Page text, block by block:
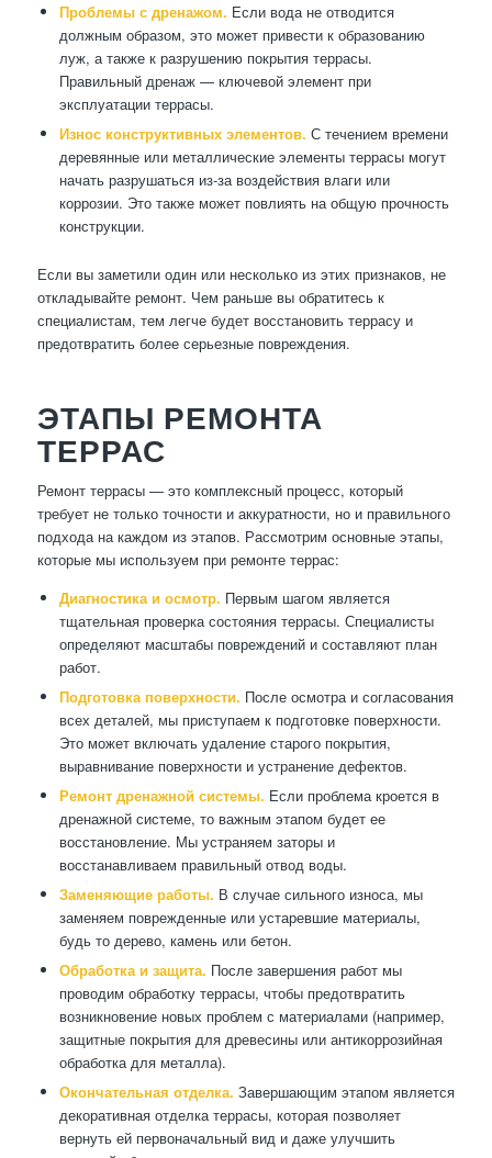
Проблемы с дренажом. Если вода не отводится
должным образом, это может привести к образованию
луж, а также к разрушению покрытия террасы.
Правильный дренаж — ключевой элемент при
эксплуатации террасы.
Износ конструктивных элементов. С течением времени
деревянные или металлические элементы террасы могут
начать разрушаться из-за воздействия влаги или
коррозии. Это также может повлиять на общую прочность
конструкции.
Если вы заметили один или несколько из этих признаков, не
откладывайте ремонт. Чем раньше вы обратитесь к
специалистам, тем легче будет восстановить террасу и
предотвратить более серьезные повреждения.
ЭТАПЫ РЕМОНТА
ТЕРРАС
Ремонт террасы — это комплексный процесс, который
требует не только точности и аккуратности, но и правильного
подхода на каждом из этапов. Рассмотрим основные этапы,
которые мы используем при ремонте террас:
Диагностика и осмотр. Первым шагом является
тщательная проверка состояния террасы. Специалисты
определяют масштабы повреждений и составляют план
работ.
Подготовка поверхности. После осмотра и согласования
всех деталей, мы приступаем к подготовке поверхности.
Это может включать удаление старого покрытия,
выравнивание поверхности и устранение дефектов.
Ремонт дренажной системы. Если проблема кроется в
дренажной системе, то важным этапом будет ее
восстановление. Мы устраняем заторы и
восстанавливаем правильный отвод воды.
Заменяющие работы. В случае сильного износа, мы
заменяем поврежденные или устаревшие материалы,
будь то дерево, камень или бетон.
Обработка и защита. После завершения работ мы
проводим обработку террасы, чтобы предотвратить
возникновение новых проблем с материалами (например,
защитные покрытия для древесины или антикоррозийная
обработка для металла).
Окончательная отделка. Завершающим этапом является
декоративная отделка террасы, которая позволяет
вернуть ей первоначальный вид и даже улучшить